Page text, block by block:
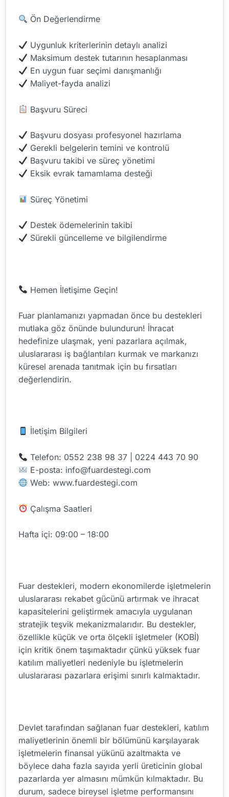
Ön Değerlendirme
Uygunluk kriterlerinin detaylı analizi
Maksimum destek tutarının hesaplanması
En uygun fuar seçimi danışmanlığı
Maliyet-fayda analizi
Başvuru Süreci
Başvuru dosyası profesyonel hazırlama
Gerekli belgelerin temini ve kontrolü
Başvuru takibi ve süreç yönetimi
Eksik evrak tamamlama desteği
Süreç Yönetimi
Destek ödemelerinin takibi
Sürekli güncelleme ve bilgilendirme
Hemen İletişime Geçin!
Fuar planlamanızı yapmadan önce bu destekleri
mutlaka göz önünde bulundurun! İhracat
hedefinize ulaşmak, yeni pazarlara açılmak,
uluslararası iş bağlantıları kurmak ve markanızı
küresel arenada tanıtmak için bu fırsatları
değerlendirin.
İletişim Bilgileri
Telefon: 0552 238 98 37 | 0224 443 70 90
E-posta: info@fuardestegi.com
Web: www.fuardestegi.com
Çalışma Saatleri
Hafta içi: 09:00 – 18:00
Fuar destekleri, modern ekonomilerde işletmelerin
uluslararası rekabet gücünü artırmak ve ihracat
kapasitelerini geliştirmek amacıyla uygulanan
stratejik teşvik mekanizmalarıdır. Bu destekler,
özellikle küçük ve orta ölçekli işletmeler (KOBİ)
için kritik önem taşımaktadır çünkü yüksek fuar
katılım maliyetleri nedeniyle bu işletmelerin
uluslararası pazarlara erişimi sınırlı kalmaktadır.
Devlet tarafından sağlanan fuar destekleri, katılım
maliyetlerinin önemli bir bölümünü karşılayarak
işletmelerin finansal yükünü azaltmakta ve
böylece daha fazla sayıda yerli üreticinin global
pazarlarda yer almasını mümkün kılmaktadır. Bu
durum, sadece bireysel işletme performansını